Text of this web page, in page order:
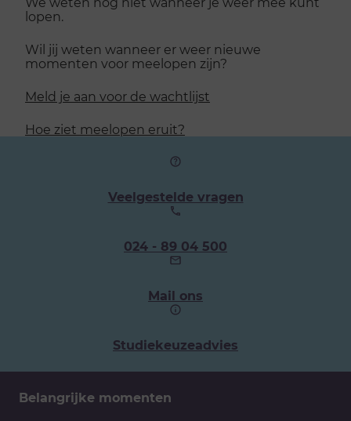
lopen.
Wil jij weten wanneer er weer nieuwe
momenten voor meelopen zijn?
Meld je aan voor de wachtlijst
Hoe ziet meelopen eruit?
Veelgestelde vragen
Ons
telefoonnummer:
024 - 89 04 500
Mail ons
Studiekeuzeadvies
Belangrijke momenten